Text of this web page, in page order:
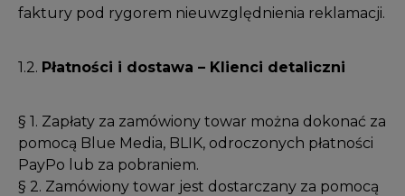
faktury pod rygorem nieuwzględnienia reklamacji.
1.2. Płatności i dostawa – Klienci detaliczni
§ 1. Zapłaty za zamówiony towar można dokonać za
pomocą Blue Media, BLIK, odroczonych płatności
PayPo lub za pobraniem.
§ 2. Zamówiony towar jest dostarczany za pomocą